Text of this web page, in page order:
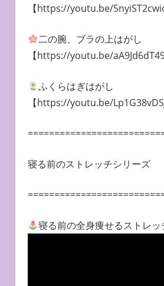
【https://youtu.be/5nyiST2cwic
二の腕、ブラの上はがし
【https://youtu.be/
ふくらはぎはがし
【https://youtu.be/
寝る前のストレッチシリーズ
寝る前の全身痩せるストレッ